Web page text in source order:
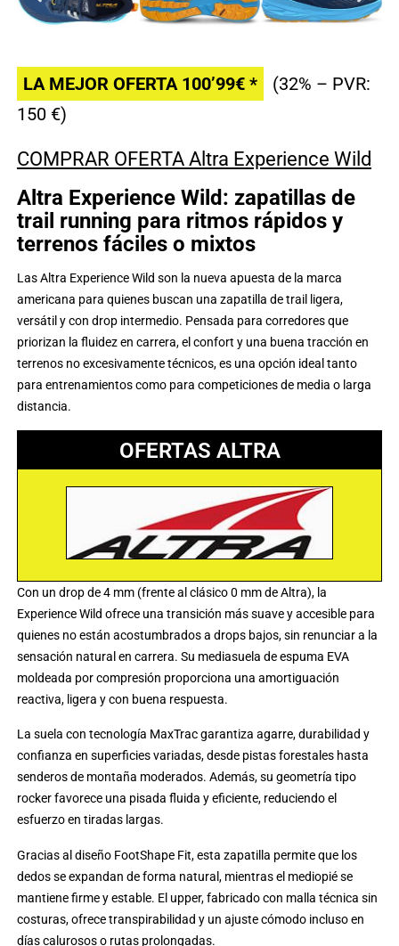
LA MEJOR OFERTA 100’99€ *
(32% – PVR:
150 €)
COMPRAR OFERTA Altra Experience Wild
Altra Experience Wild: zapatillas de
trail running para ritmos rápidos y
terrenos fáciles o mixtos
Las Altra Experience Wild son la nueva apuesta de la marca
americana para quienes buscan una zapatilla de trail ligera,
versátil y con drop intermedio. Pensada para corredores que
priorizan la fluidez en carrera, el confort y una buena tracción en
terrenos no excesivamente técnicos, es una opción ideal tanto
para entrenamientos como para competiciones de media o larga
distancia.
OFERTAS ALTRA
Con un drop de 4 mm (frente al clásico 0 mm de Altra), la
Experience Wild ofrece una transición más suave y accesible para
quienes no están acostumbrados a drops bajos, sin renunciar a la
sensación natural en carrera. Su mediasuela de espuma EVA
moldeada por compresión proporciona una amortiguación
reactiva, ligera y con buena respuesta.
La suela con tecnología MaxTrac garantiza agarre, durabilidad y
confianza en superficies variadas, desde pistas forestales hasta
senderos de montaña moderados. Además, su geometría tipo
rocker favorece una pisada fluida y eficiente, reduciendo el
esfuerzo en tiradas largas.
Gracias al diseño FootShape Fit, esta zapatilla permite que los
dedos se expandan de forma natural, mientras el mediopié se
mantiene firme y estable. El upper, fabricado con malla técnica sin
costuras, ofrece transpirabilidad y un ajuste cómodo incluso en
días calurosos o rutas prolongadas.